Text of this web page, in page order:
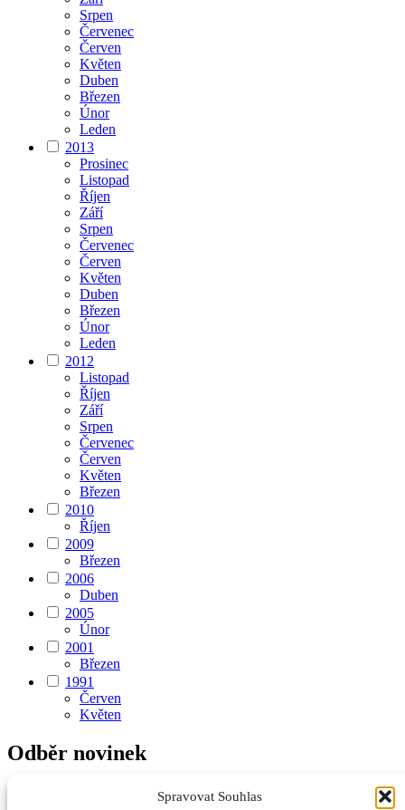
Spravovat Souhlas
Srpen
Červenec
Červen
Květen
Duben
Březen
Únor
Leden
2013
Prosinec
Listopad
Říjen
Září
Srpen
Červenec
Červen
Květen
Duben
Březen
Únor
Leden
2012
Listopad
Říjen
Září
Srpen
Červenec
Červen
Květen
Březen
2010
Říjen
2009
Březen
2006
Duben
2005
Únor
2001
Březen
1991
Červen
Květen
Odběr novinek